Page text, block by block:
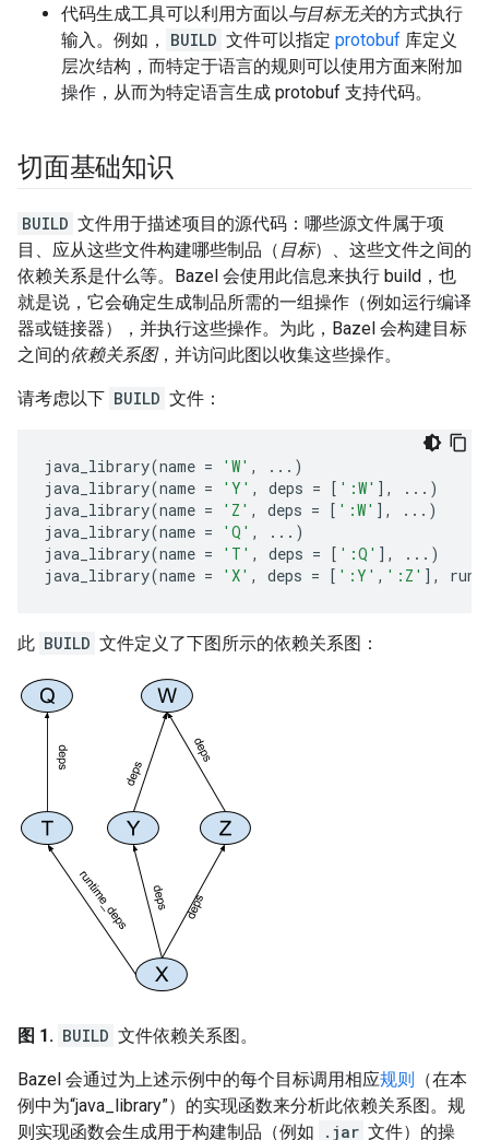
代码生成工具可以利用方面以与目标无关的方式执行
输入。例如，
BUILD 文件可以指定 protobuf 库定义
层次结构，而特定于语言的规则可以使用方面来附加
操作，从而为特定语言生成 protobuf 支持代码。
切面基础知识
BUILD 文件用于描述项目的源代码：哪些源文件属于项
目、应从这些文件构建哪些制品（ 目标）、这些文件之间的
依赖关系是什么等。Bazel 会使用此信息来执行 build，也
就是说，它会确定生成制品所需的一组操作（例如运行编译
器或链接器），并执行这些操作。为此，Bazel 会构建目标
之间的依赖关系图，并访问此图以收集这些操作。
请考虑以下 BUILD 文件：
java_library(name = 'W' , ... )
java_library(name = 'Y' , deps = [ ':W' ], ... )
java_library(name = 'Z' , deps = [ ':W' ], ... )
java_library(name = 'Q' , ... )
java_library(name = 'T' , deps = [ ':Q' ], ... )
java_library(name = 'X' , deps = [ ':Y' , ':Z' ],
此 BUILD 文件定义了下图所示的依赖关系图：
图 1. BUILD 文件依赖关系图。
Bazel 会通过为上述示例中的每个目标调用相应规则 （在本
例中为“java_library”）的实现函数来分析此依赖关系图。规
则实现函数会生成用于构建制品（例如
.jar 文件）的操